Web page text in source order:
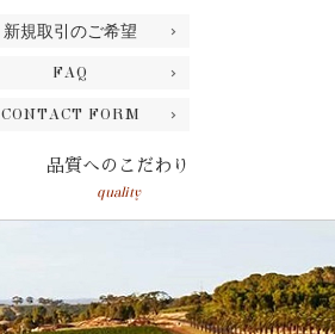
新規取引のご希望
FAQ
CONTACT FORM
品質へのこだわり
quality